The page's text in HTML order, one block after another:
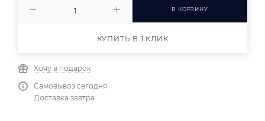
В КОРЗИНУ
КУПИТЬ В 1 КЛИК
Хочу в подарок
Самовывоз сегодня
Доставка завтра